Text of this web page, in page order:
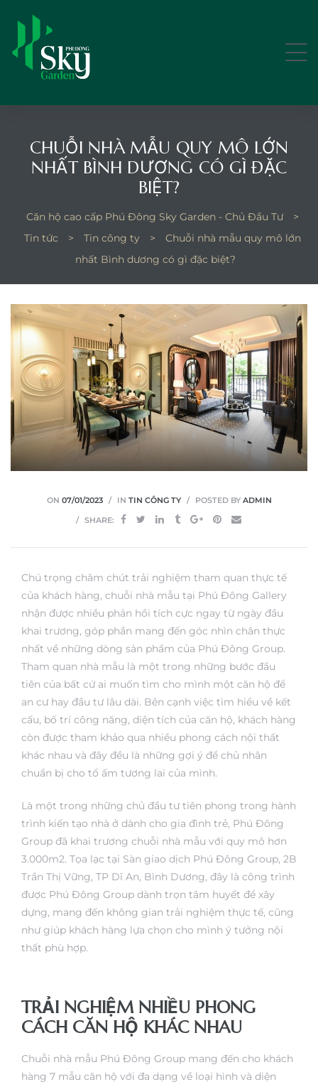
CHUỖI NHÀ MẪU QUY MÔ LỚN
NHẤT BÌNH DƯƠNG CÓ GÌ ĐẶC
BIỆT?
Căn hộ cao cấp Phú Đông Sky Garden - Chủ Đầu Tư
>
Tin tức
> Tin công ty >
Chuỗi nhà mẫu quy mô lớn
nhất Bình dương có gì đặc biệt?
ON 07/01/2023 IN TIN CÔNG TY POSTED BY ADMIN
SHARE:
Chú trọng chăm chút trải nghiệm tham quan thực tế
của khách hàng, chuỗi nhà mẫu tại Phú Đông Gallery
nhận được nhiều phản hồi tích cực ngay từ ngày đầu
khai trương, góp phần mang đến góc nhìn chân thực
nhất về những dòng sản phẩm của Phú Đông Group.
Tham quan nhà mẫu là một trong những bước đầu
tiên của bất cứ ai muốn tìm cho mình một căn hộ để
an cư hay đầu tư lâu dài. Bên cạnh việc tìm hiểu về kết
cấu, bố trí công năng, diện tích của căn hộ, khách hàng
còn được tham khảo qua nhiều phong cách nội thất
khác nhau và đây đều là những gợi ý để chủ nhân
chuẩn bị cho tổ ấm tương lai của mình.
Là một trong những chủ đầu tư tiên phong trong hành
trình kiến tạo nhà ở dành cho gia đình trẻ, Phú Đông
Group đã khai trương chuỗi nhà mẫu với quy mô hơn
3.000m2. Tọa lạc tại Sàn giao dịch Phú Đông Group, 2B
Trần Thị Vững, TP Dĩ An, Bình Dương, đây là công trình
được Phú Đông Group dành trọn tâm huyết để xây
dựng, mang đến không gian trải nghiệm thực tế, cũng
như giúp khách hàng lựa chọn cho mình ý tưởng nội
thất phù hợp.
TRẢI NGHIỆM NHIỀU PHONG
CÁCH CĂN HỘ KHÁC NHAU
Chuỗi nhà mẫu Phú Đông Group mang đến cho khách
hàng 7 mẫu căn hộ với đa dạng về loại hình và diện
Sky